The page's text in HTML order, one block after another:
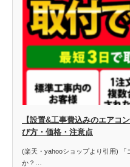
【設置&工事費込みのエアコ
び方・価格・注意点
(楽天・yahooショップより引用)
か？…